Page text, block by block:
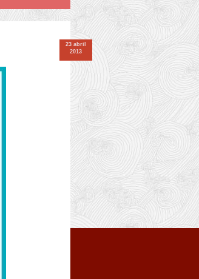
23 abril
2013